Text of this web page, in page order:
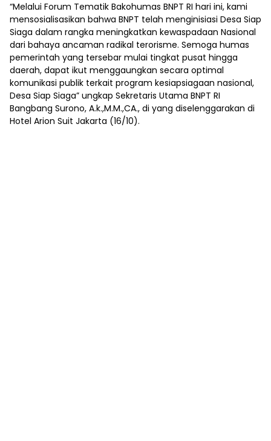
“Melalui Forum Tematik Bakohumas BNPT RI hari ini, kami
mensosialisasikan bahwa BNPT telah menginisiasi Desa Siap
Siaga dalam rangka meningkatkan kewaspadaan Nasional
dari bahaya ancaman radikal terorisme. Semoga humas
pemerintah yang tersebar mulai tingkat pusat hingga
daerah, dapat ikut menggaungkan secara optimal
komunikasi publik terkait program kesiapsiagaan nasional,
Desa Siap Siaga” ungkap Sekretaris Utama BNPT RI
Bangbang Surono, A.k.,M.M.,CA., di yang diselenggarakan di
Hotel Arion Suit Jakarta (16/10).